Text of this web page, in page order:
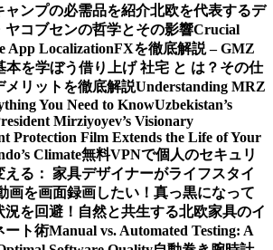
ャンプの必需品を紹介北欧を代表するデ
ヤコブセンの哲学とその影響Crucial
App LocalizationFXを徹底解説 – GMZ
本を学ぼう借り上げ 社宅 と は？その仕
メリットを徹底解説Understanding MRZ
You Need to KnowUzbekistan’s
Mirziyoyev’s Visionary
Protection Film Extends the Life of Your
Climate無料VPNで個人のセキュリ
える： 家具デザイナーがライフスタイ
画を画面録画したい！真っ黒になって
を回避！ 自然と共生する北欧家具のイ
ート術Manual vs. Automated Testing: A